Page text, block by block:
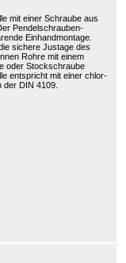
mit einer Schraube aus
Pendelschrauben-
Einhandmontage.
sichere Justage des
Rohre mit einem
oder Stockschraube
entspricht mit einer chlor-
der DIN 4109.